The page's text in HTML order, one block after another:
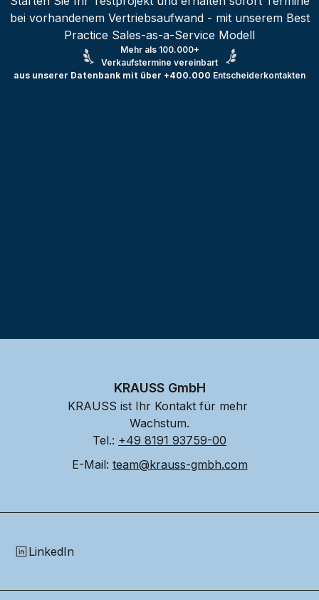
bei vorhandenem Vertriebsaufwand - mit unserem Best
Practice Sales-as-a-Service Modell
Mehr als 100.000+
Verkaufstermine vereinbart
aus unserer Datenbank mit über +400.000 Entscheiderkontakten
KRAUSS GmbH
KRAUSS ist Ihr Kontakt für mehr
Wachstum.
Tel.: +49 8191 93759-00
E-Mail: team@krauss-gmbh.com
LinkedIn